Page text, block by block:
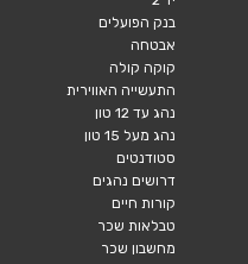
בנק הפועלים
אבטחה
קוקה קולה
התעשייה האווירית
נהג עד 12 טון
נהג מעל 15 טון
סטודנטים
דרושים נהגים
קורות חיים
טבלאות שכר
מחשבון שכר